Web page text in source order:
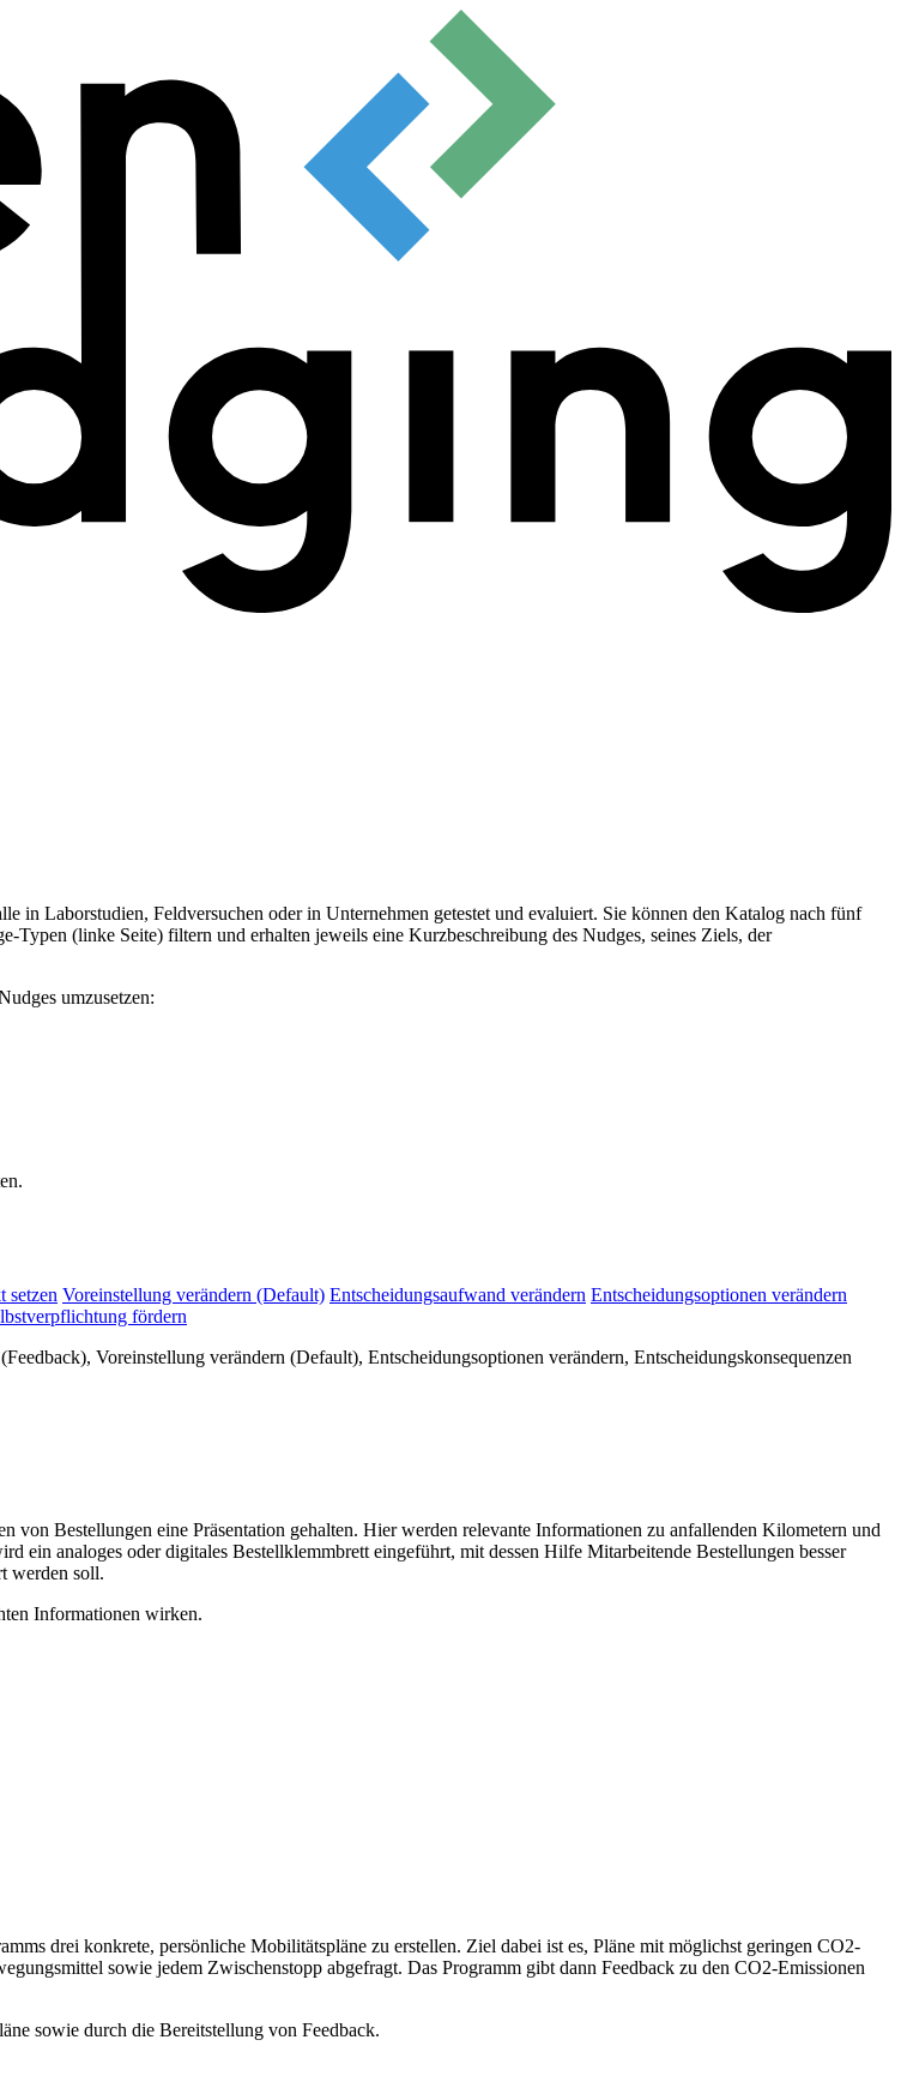
in Laborstudien, Feldversuchen oder in Unternehmen getestet und evaluiert. Sie können den Katalog nach fünf
(linke Seite) filtern und erhalten jeweils eine Kurzbeschreibung des Nudges, seines Ziels, der
umzusetzen:
setzen Voreinstellung verändern (Default) Entscheidungsaufwand verändern Entscheidungsoptionen verändern
fördern
Voreinstellung verändern (Default), Entscheidungsoptionen verändern, Entscheidungskonsequenzen
Bestellungen eine Präsentation gehalten. Hier werden relevante Informationen zu anfallenden Kilometern und
ein analoges oder digitales Bestellklemmbrett eingeführt, mit dessen Hilfe Mitarbeitende Bestellungen besser
werden soll.
Informationen wirken.
drei konkrete, persönliche Mobilitätspläne zu erstellen. Ziel dabei ist es, Pläne mit möglichst geringen CO2-
sowie jedem Zwischenstopp abgefragt. Das Programm gibt dann Feedback zu den CO2-Emissionen
sowie durch die Bereitstellung von Feedback.